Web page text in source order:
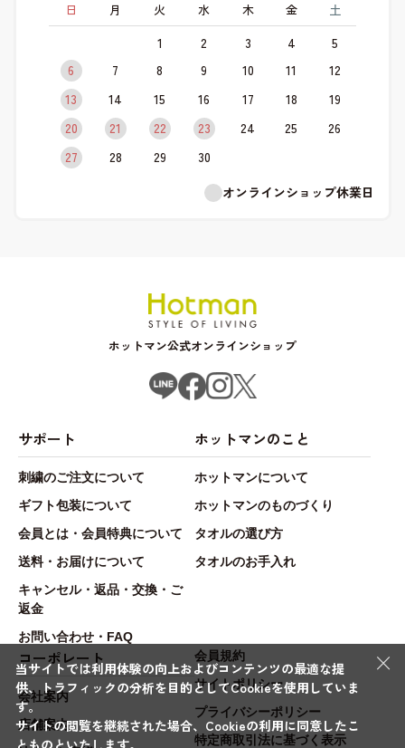
日
月 火 水 木 金 土
1 2 3 4
5
6
7 8 9 10 11
12
13
14 15 16 17 18
19
20
21 22 23 24 25
26
27
28 29
30
オンラインショップ休業日
ホットマン公式オンラインショップ
サポート
刺繍のご注文について
ギフト包装について
会員とは・会員特典について
送料・お届けについて
キャンセル・返品・交換・ご
返金
お問い合わせ・FAQ
ホットマンのこと
ホットマンについて
ホットマンのものづくり
タオルの選び方
タオルのお手入れ
コーポレート
会社案内
店舗案内
会員規約
サイトポリシー
プライバシーポリシー
特定商取引法に基づく表示
×
当サイトでは利用体験の向上およびコンテンツの最適な提
供、トラフィックの分析を目的としてCookieを使用していま
す。
サイトの閲覧を継続された場合、Cookieの利用に同意したこ